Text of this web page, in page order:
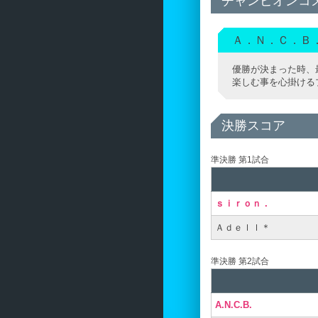
Ａ．Ｎ．Ｃ．Ｂ
優勝が決まった時
楽しむ事を心掛け
決勝スコア
準決勝 第1試合
ｓｉｒｏｎ．
Ａｄｅｌｌ＊
準決勝 第2試合
A.N.C.B.